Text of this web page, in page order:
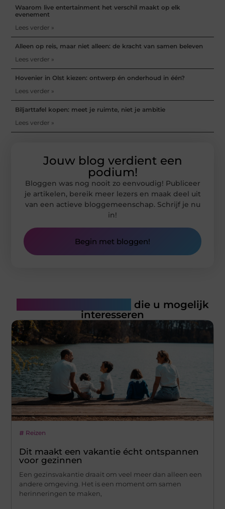
Waarom live entertainment het verschil maakt op elk
evenement
Lees verder »
Alleen op reis, maar niet alleen: de kracht van samen beleven
Lees verder »
Hovenier in Olst kiezen: ontwerp én onderhoud in één?
Lees verder »
Biljarttafel kopen: meet je ruimte, niet je ambitie
Lees verder »
Jouw blog verdient een
podium!
Bloggen was nog nooit zo eenvoudig! Publiceer
je artikelen, bereik meer lezers en maak deel uit
van een actieve bloggemeenschap. Schrijf je nu
in!
Begin met bloggen!
die u mogelijk
interesseren
Reizen
Dit maakt een vakantie écht ontspannen
voor gezinnen
Een gezinsvakantie draait om veel meer dan alleen een
andere omgeving. Het is een moment om samen
herinneringen te maken,